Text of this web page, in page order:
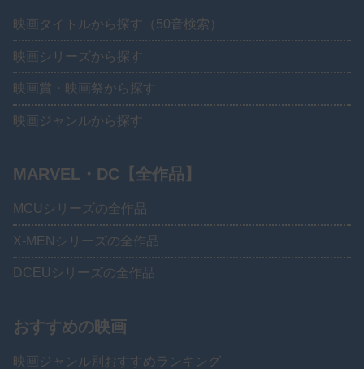
映画タイトルから探す（50音検索）
映画シリーズから探す
映画賞・映画祭から探す
映画ジャンルから探す
MARVEL・DC【全作品】
MCUシリーズの全作品
X-MENシリーズの全作品
DCEUシリーズの全作品
おすすめの映画
映画ジャンル別おすすめランキング